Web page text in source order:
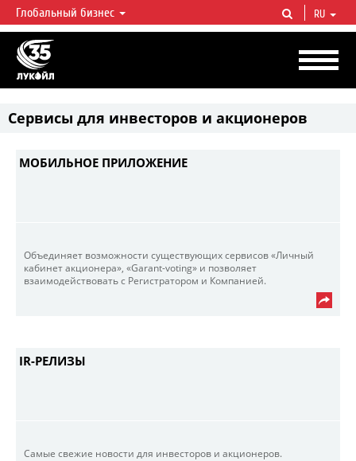
ЛУКОЙЛ СЕГОДНЯ
ЛУКОЙЛ — одна из крупнейших вертикально интегрированных
нефтегазовых компаний в мире, на долю которой приходится более 2%
мировой добычи нефти и около 1% доказанных запасов углеводородов.
Глобальный бизнес RU
Сервисы для инвесторов и акционеров
МОБИЛЬНОЕ ПРИЛОЖЕНИЕ
Объединяет возможности существующих сервисов «Личный
кабинет акционера», «Garant-voting» и позволяет
взаимодействовать с Регистратором и Компанией.
IR-РЕЛИЗЫ
Самые свежие новости для инвесторов и акционеров.